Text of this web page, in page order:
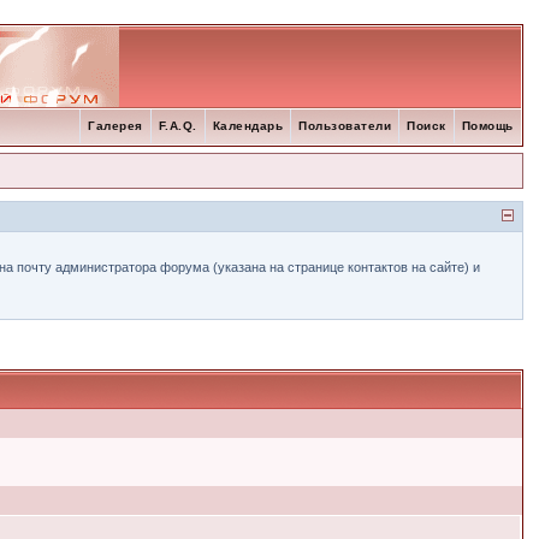
Помощь
Поиск
Пользователи
Календарь
F.A.Q.
Галерея
администратора форума (указана на странице контактов на сайте) и